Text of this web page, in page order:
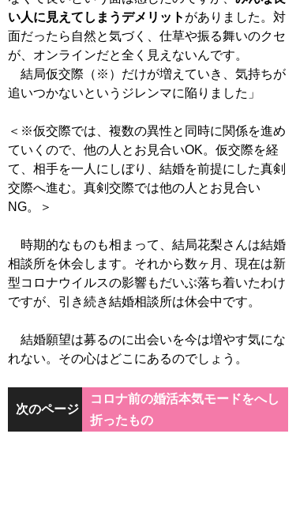
い人に見えてしまうデメリット がありました。対
面だったら自然と気づく、仕草や振る舞いのクセ
が、オンラインだと全く見えないんです。
結局仮交際（※）だけが増えていき、気持ちが
追いつかないというジレンマに陥りました」
＜※仮交際では、複数の異性と同時に関係を進め
ていくので、他の人とお見合いOK。仮交際を経
て、相手を一人にしぼり、結婚を前提にした真剣
交際へ進む。真剣交際では他の人とお見合い
NG。＞
時期的なものも相まって、結局花梨さんは結婚
相談所を休会します。それから数ヶ月、現在は新
型コロナウイルスの影響もだいぶ落ち着いたわけ
ですが、引き続き結婚相談所は休会中です。
結婚願望は募るのに出会いを今は増やす気にな
れない。その心はどこにあるのでしょう。
次のページ
コロナ前の婚活本気モードをへし
折ったもの